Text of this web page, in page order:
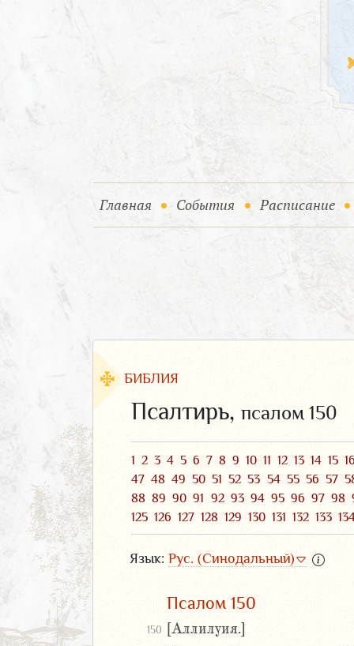
Главная (current)
События (current)
Расписание
БИБЛИЯ
Псалтирь, псалом 150
1 2 3 4 5 6 7 8 9 10 11 12 13 14 15 16
47 48 49 50 51 52 53 54 55 56 57
88 89 90 91 92 93 94 95 96 97 98
125 126 127 128 129 130 131 132 133
Язык: Рус. (Синодальный)
Псалом 150
150 [Аллилуия.]